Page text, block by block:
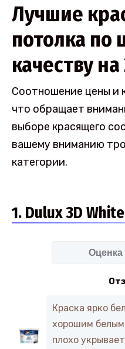
Лучшие
потолка по
качеству
Соотношение цены и
что обращает
выборе красящего
вашему вниманию
категории.
1. Dulux 3D White
Оценка
Краска ярко
хорошим
плохо